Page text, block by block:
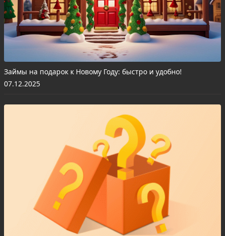
Займы на подарок к Новому Году: быстро и удобно!
07.12.2025